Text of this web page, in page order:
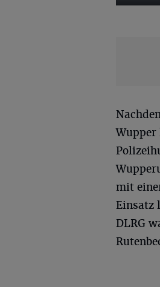
Wupper
mit
Einsatz
DLRG